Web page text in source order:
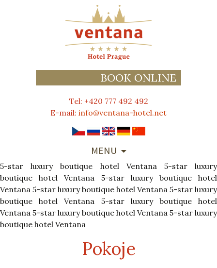
BOOK ONLINE
Tel: +420 777 492 492
E-mail: info@ventana-hotel.net
MENU
CONTENT
5-star luxury boutique hotel Ventana
5-star luxury
boutique hotel Ventana
5-star luxury boutique hotel
Ventana 5-star luxury boutique hotel Ventana 5-star luxury
boutique hotel Ventana
5-star luxury boutique hotel
Ventana 5-star luxury boutique hotel Ventana 5-star luxury
boutique hotel Ventana
Pokoje